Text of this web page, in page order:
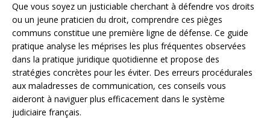
Que vous soyez un justiciable cherchant à défendre vos droits
ou un jeune praticien du droit, comprendre ces pièges
communs constitue une première ligne de défense. Ce guide
pratique analyse les méprises les plus fréquentes observées
dans la pratique juridique quotidienne et propose des
stratégies concrètes pour les éviter. Des erreurs procédurales
aux maladresses de communication, ces conseils vous
aideront à naviguer plus efficacement dans le système
judiciaire français.